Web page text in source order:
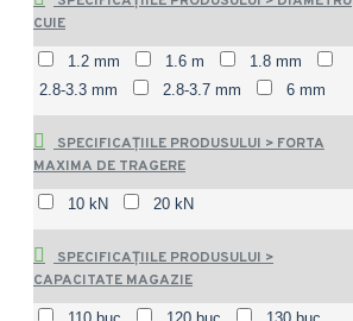
CUIE
1.2 mm 1.6 m
1.8 mm
2.8-3.3 mm
2.8-3.7 mm 6 mm
SPECIFICAȚIILE PRODUSULUI > FORTA
MAXIMA DE TRAGERE
10 kN 20 kN
SPECIFICAȚIILE PRODUSULUI >
CAPACITATE MAGAZIE